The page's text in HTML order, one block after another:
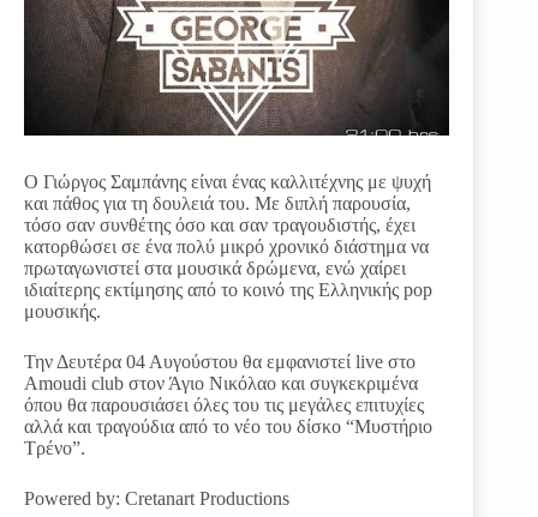
Ο Γιώργος Σαμπάνης είναι ένας καλλιτέχνης με ψυχή
και πάθος για τη δουλειά του. Με διπλή παρουσία,
τόσο σαν συνθέτης όσο και σαν τραγουδιστής, έχει
κατορθώσει σε ένα πολύ μικρό χρονικό διάστημα να
πρωταγωνιστεί στα μουσικά δρώμενα, ενώ χαίρει
ιδιαίτερης εκτίμησης από το κοινό της Ελληνικής pop
μουσικής.
Την Δευτέρα 04 Αυγούστου θα εμφανιστεί live στο
Amoudi club στον Άγιο Νικόλαο και συγκεκριμένα
όπου θα παρουσιάσει όλες του τις μεγάλες επιτυχίες
αλλά και τραγούδια από το νέο του δίσκο “Μυστήριο
Τρένο”.
Powered by: Cretanart Productions